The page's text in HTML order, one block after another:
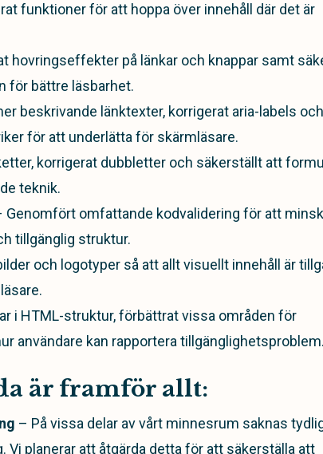
funktioner för att hoppa över innehåll där det är
hovringseffekter på länkar och knappar samt
för bättre läsbarhet.
beskrivande länktexter, korrigerat aria-labels och
för att underlätta för skärmläsare.
korrigerat dubbletter och säkerställt att
teknik.
Genomfört omfattande kodvalidering för att
tillgänglig struktur.
och logotyper så att allt visuellt innehåll är
i HTML-struktur, förbättrat vissa områden för
användare kan rapportera tillgänglighetsproblem.
är framför allt:
– På vissa delar av vårt minnesrum saknas
planerar att åtgärda detta för att säkerställa att